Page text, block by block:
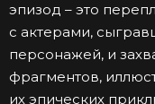
эпизод – это
с актерами,
персонажей, и
фрагментов,
их эпических